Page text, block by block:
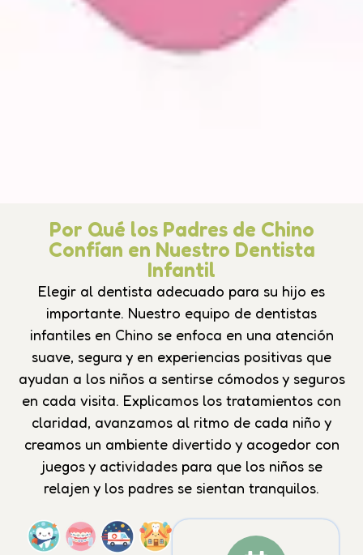
Por Qué los Padres de Chino
Confían en Nuestro Dentista
Infantil
Elegir al dentista adecuado para su hijo es
importante. Nuestro equipo de dentistas
infantiles en Chino se enfoca en una atención
suave, segura y en experiencias positivas que
ayudan a los niños a sentirse cómodos y seguros
en cada visita. Explicamos los tratamientos con
claridad, avanzamos al ritmo de cada niño y
creamos un ambiente divertido y acogedor con
juegos y actividades para que los niños se
relajen y los padres se sientan tranquilos.